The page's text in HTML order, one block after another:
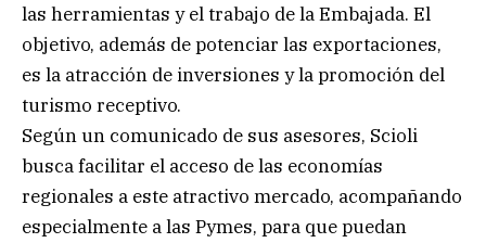
las herramientas y el trabajo de la Embajada. El
objetivo, además de potenciar las exportaciones,
es la atracción de inversiones y la promoción del
turismo receptivo.
Según un comunicado de sus asesores, Scioli
busca facilitar el acceso de las economías
regionales a este atractivo mercado, acompañando
especialmente a las Pymes, para que puedan